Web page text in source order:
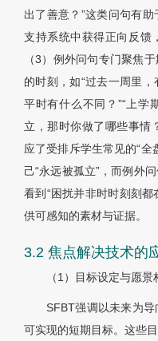
出了善意？”这类问句有
支持系统中获得正向反馈
（3）例外问句专门聚焦
的时刻，如“过去一周里
平时有什么不同？”“上学
立，那时你做了哪些事情
应了受排斥学生常见的“全
己“永远被孤立”，而例外
看到“困扰并非时时刻刻都
供可感知的素材与证据。
3.2 焦点解决技术的
（1）目标设定与愿景
SFBT强调以未来为
可实现的短期目标。这些